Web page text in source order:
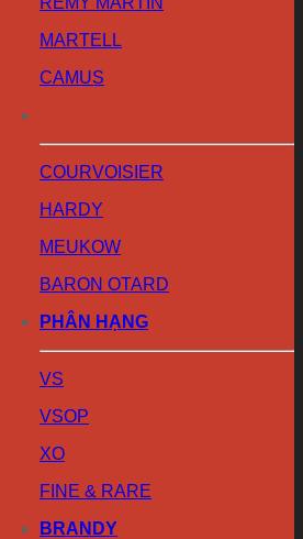
MARTELL
CAMUS
COURVOISIER
HARDY
MEUKOW
BARON OTARD
PHÂN HẠNG
VS
VSOP
XO
FINE & RARE
BRANDY